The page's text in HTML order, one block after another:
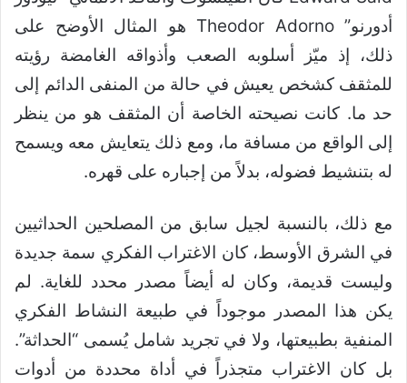
أدورنو” Theodor Adorno هو المثال الأوضح على
ذلك، إذ ميّز أسلوبه الصعب وأذواقه الغامضة رؤيته
للمثقف كشخص يعيش في حالة من المنفى الدائم إلى
حد ما. كانت نصيحته الخاصة أن المثقف هو من ينظر
إلى الواقع من مسافة ما، ومع ذلك يتعايش معه ويسمح
له بتنشيط فضوله، بدلاً من إجباره على قهره.
مع ذلك، بالنسبة لجيل سابق من المصلحين الحداثيين
في الشرق الأوسط، كان الاغتراب الفكري سمة جديدة
وليست قديمة، وكان له أيضاً مصدر محدد للغاية. لم
يكن هذا المصدر موجوداً في طبيعة النشاط الفكري
المنفية بطبيعتها، ولا في تجريد شامل يُسمى “الحداثة”.
بل كان الاغتراب متجذراً في أداة محددة من أدوات